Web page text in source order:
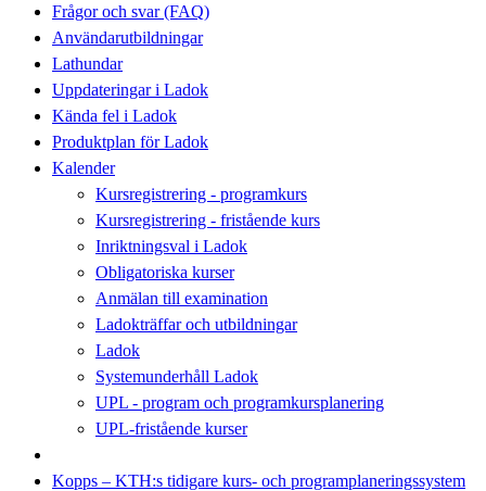
Frågor och svar (FAQ)
Användarutbildningar
Lathundar
Uppdateringar i Ladok
Kända fel i Ladok
Produktplan för Ladok
Kalender
Kursregistrering - programkurs
Kursregistrering - fristående kurs
Inriktningsval i Ladok
Obligatoriska kurser
Anmälan till examination
Ladokträffar och utbildningar
Ladok
Systemunderhåll Ladok
UPL - program och programkursplanering
UPL-fristående kurser
Kopps – KTH:s tidigare kurs- och programplaneringssystem